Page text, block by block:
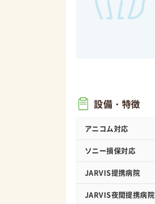
設備・特徴
アニコム対応
ソニー損保対応
JARVIS提携病院
JARVIS夜間提携病院